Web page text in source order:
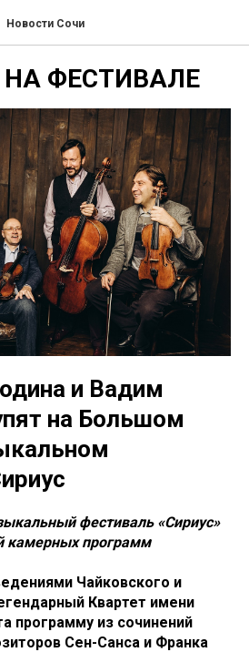
Новости Сочи
ФЕСТИВАЛЕ
и Вадим
на Большом
фестиваль «Сириус»
камерных программ
Чайковского и
Квартет имени
программу из сочинений
Сен-Санса и Франка